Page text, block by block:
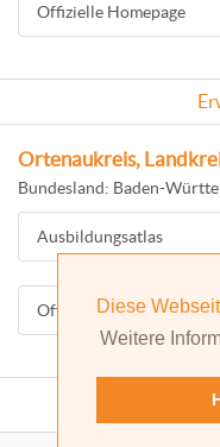
Diese
Weitere
Offizielle Homepage
Ortenaukreis,
Bundesland: Baden-
Ausbildungsatlas
Offizielle Homepage